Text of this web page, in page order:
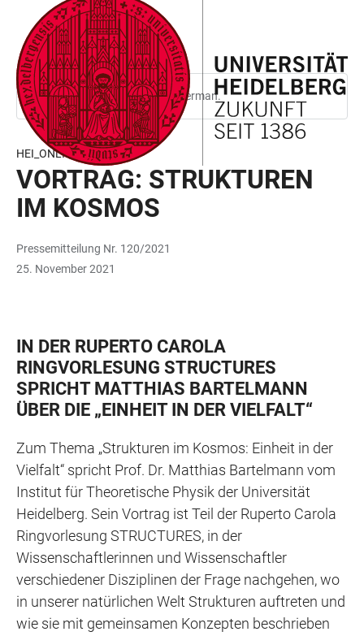
ACCESSIBILITY
LINKS
JUMP
TO
MAIN
CONTENT
OPEN
MAIN
NAVIGATION
OPEN
SEARCH
FORM
This page is only available in German.
HEI_ONLINE
VORTRAG: STRUKTUREN
IM KOSMOS
Pressemitteilung Nr. 120/2021
25. November 2021
IN DER RUPERTO CAROLA
RINGVORLESUNG STRUCTURES
SPRICHT MATTHIAS BARTELMANN
ÜBER DIE „EINHEIT IN DER VIELFALT“
Zum Thema „Strukturen im Kosmos: Einheit in der
Vielfalt“ spricht Prof. Dr. Matthias Bartelmann vom
Institut für Theoretische Physik der Universität
Heidelberg. Sein Vortrag ist Teil der Ruperto Carola
Ringvorlesung STRUCTURES, in der
Wissenschaftlerinnen und Wissenschaftler
verschiedener Disziplinen der Frage nachgehen, wo
in unserer natürlichen Welt Strukturen auftreten und
wie sie mit gemeinsamen Konzepten beschrieben